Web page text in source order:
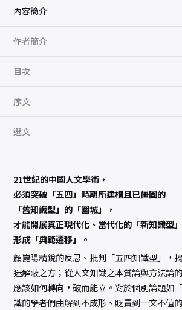
術
如
突
破
四
知
」
城
數
內容簡介
作者簡介
目次
序文
選文
21世紀的中國人文學術，
必須突破「五四」時期所建構且已僵固的
「舊知識型」的「圍城」，
才能開展真正現代化、當代化的「新知識型」
形成「典範遷移」。
顏崑陽精銳的反思、批判「五四知識型」，
迷解蔽之方；從人文知識之本質論與方法論
應該如何轉向，破而能立。對於個別論題如
識的學者們曲解到不成形、貶責到一文不值